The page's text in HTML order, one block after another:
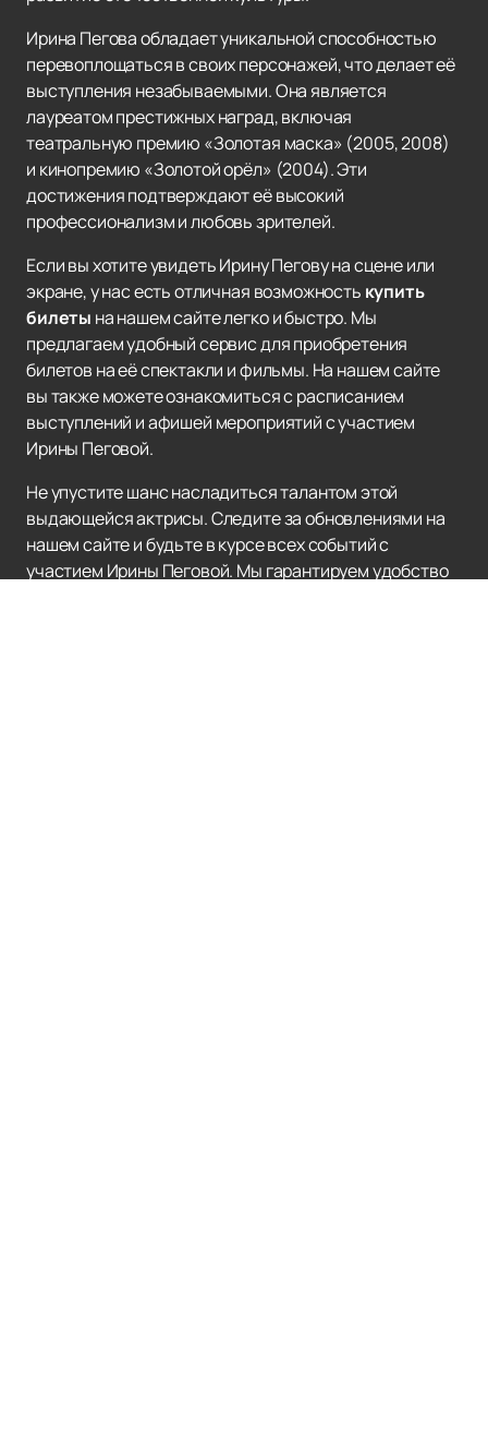
Ирина Пегова обладает уникальной способностью
перевоплощаться в своих персонажей, что делает её
выступления незабываемыми. Она является
лауреатом престижных наград, включая
театральную премию «Золотая маска» (2005, 2008)
и кинопремию «Золотой орёл» (2004). Эти
достижения подтверждают её высокий
профессионализм и любовь зрителей.
Если вы хотите увидеть Ирину Пегову на сцене или
экране, у нас есть отличная возможность купить
билеты на нашем сайте легко и быстро. Мы
предлагаем удобный сервис для приобретения
билетов на её спектакли и фильмы. На нашем сайте
вы также можете ознакомиться с расписанием
выступлений и афишей мероприятий с участием
Ирины Пеговой.
Не упустите шанс насладиться талантом этой
выдающейся актрисы. Следите за обновлениями на
нашем сайте и будьте в курсе всех событий с
участием Ирины Пеговой. Мы гарантируем удобство